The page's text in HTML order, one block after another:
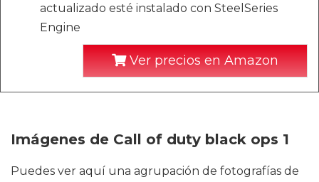
actualizado esté instalado con SteelSeries
Engine
Ver precios en Amazon
Imágenes de Call of duty black ops 1
Puedes ver aquí una agrupación de fotografías de